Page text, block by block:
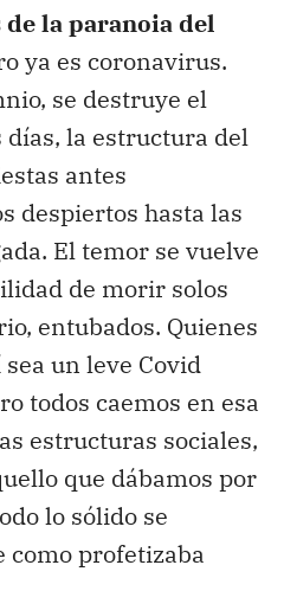
de la paranoia del
ya es coronavirus.
se destruye el
la estructura del
antes
despiertos hasta las
El temor se vuelve
de morir solos
entubados. Quienes
un leve Covid
todos caemos en esa
estructuras sociales,
que dábamos por
lo sólido se
como profetizaba